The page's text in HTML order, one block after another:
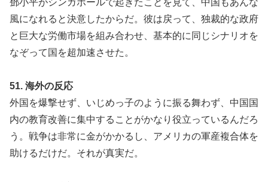
風になれると決意したからだ。彼は戻って、独裁的な政府
と巨大な労働市場を組み合わせ、基本的に同じシナリオを
なぞって国を超加速させた。
51. 海外の反応
外国を爆撃せず、いじめっ子のように振る舞わず、中国国
内の教育改善に集中することがかなり役立っているんだろ
う。戦争は非常に金がかかるし、アメリカの軍産複合体を
助けるだけだ。それが真実だ。